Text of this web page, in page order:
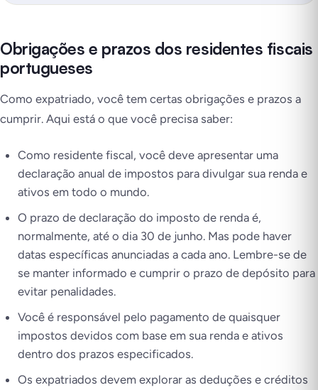
Obrigações e prazos dos residentes fiscais
portugueses
Como expatriado, você tem certas obrigações e prazos a
cumprir. Aqui está o que você precisa saber:
Como residente fiscal, você deve apresentar uma
declaração anual de impostos para divulgar sua renda e
ativos em todo o mundo.
O prazo de declaração do imposto de renda é,
normalmente, até o dia 30 de junho. Mas pode haver
datas específicas anunciadas a cada ano. Lembre-se de
se manter informado e cumprir o prazo de depósito para
evitar penalidades.
Você é responsável pelo pagamento de quaisquer
impostos devidos com base em sua renda e ativos
dentro dos prazos especificados.
Os expatriados devem explorar as deduções e créditos